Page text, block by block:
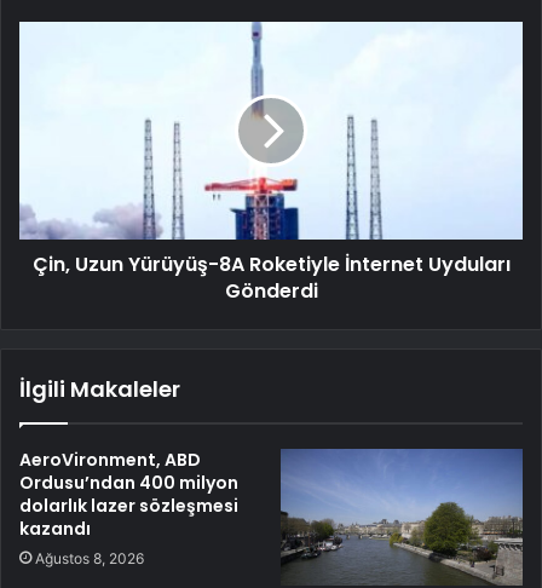
Çin, Uzun Yürüyüş-8A Roketiyle İnternet Uyduları
Gönderdi
İlgili Makaleler
AeroVironment, ABD
Ordusu’ndan 400 milyon
dolarlık lazer sözleşmesi
kazandı
Ağustos 8, 2026